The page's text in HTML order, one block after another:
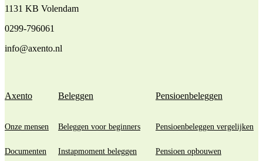
1131 KB Volendam
0299-796061
info@axento.nl
Axento
Onze mensen
Documenten
Beleggen
Beleggen voor beginners
Instapmoment beleggen
Pensioenbeleggen
Pensioenbeleggen vergelijken
Pensioen opbouwen